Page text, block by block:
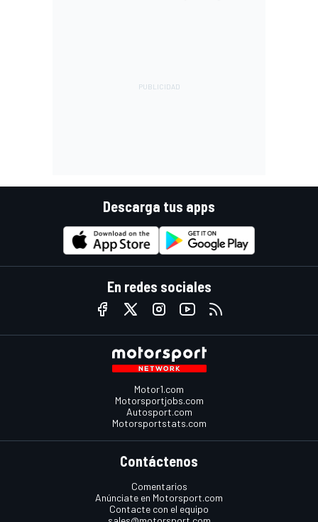
Descarga tus apps
En redes sociales
Motor1.com
Motorsportjobs.com
Autosport.com
Motorsportstats.com
Contáctenos
Comentarios
Anúnciate en Motorsport.com
Contacte con el equipo